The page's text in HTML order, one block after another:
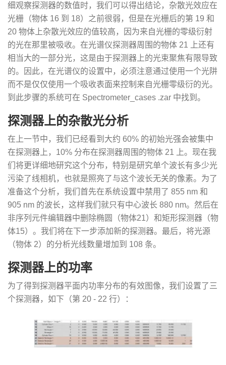
细观察探测器的数值时，我们可以得出结论，杂散光效应在
光栅（物体 16 到 18）之前很弱，但是在光栅后的第 19 和
20 物体上杂散光效应的值较高，因为来自光栅的零级衍射
的光在那里被吸收。在光谱仪探测器周围的物体 21 上还有
相当大的一部分光，这是由于探测器上的光束聚焦有限导致
的。因此，在光谱仪的设置中，必须注意通过使用一个光阱
而不是仅仅使用一个吸收表面来控制来自光栅零级衍的光。
到此步骤的系统可在 Spectrometer_cases .zar 中找到。
探测器上的杂散光分析
在上一节中，我们已经看到大约 60% 的初始光强会被集中
在探测器上，10% 分布在探测器周围的物体 21 上。现在我
们将更详细地研究这个分布，特别是研究单个波长有多少光
污染了线相机，也就是照亮了与这个波长无关的像素。为了
准备这个分析，我们首先在系统设置中禁用了 855 nm 和
905 nm 的波长，这样我们就只有中心波长 880 nm。然后在
非序列元件编辑器中删除椭圆（物体21）和矩形探测器（物
体15）。我们将在下一步添加新的探测器。最后，将光源
（物体 2）的分析光线数量增加到 108 条。
探测器上的功率
为了得到探测器平面内功率分布的有效图像，我们设置了三
个探测器，如下（第 20 - 22 行）：